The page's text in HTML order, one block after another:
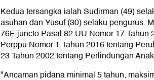
Kedua tersangka ialah Sudirman (49)
asuhan dan Yusuf (30) selaku pengurus.
76E juncto Pasal 82 UU Nomor 17 Tahun
Perppu Nomor 1 Tahun 2016 tentang
23 Tahun 2002 tentang Perlindungan
"Ancaman pidana minimal 5 tahun,